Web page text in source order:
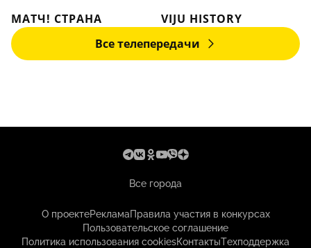
МАТЧ! СТРАНА
VIJU HISTORY
Все телепередачи
Все города
О проектеРекламаПравила участия в конкурсах
Пользовательское соглашение
Политика использования cookiesКонтактыТехподдержка